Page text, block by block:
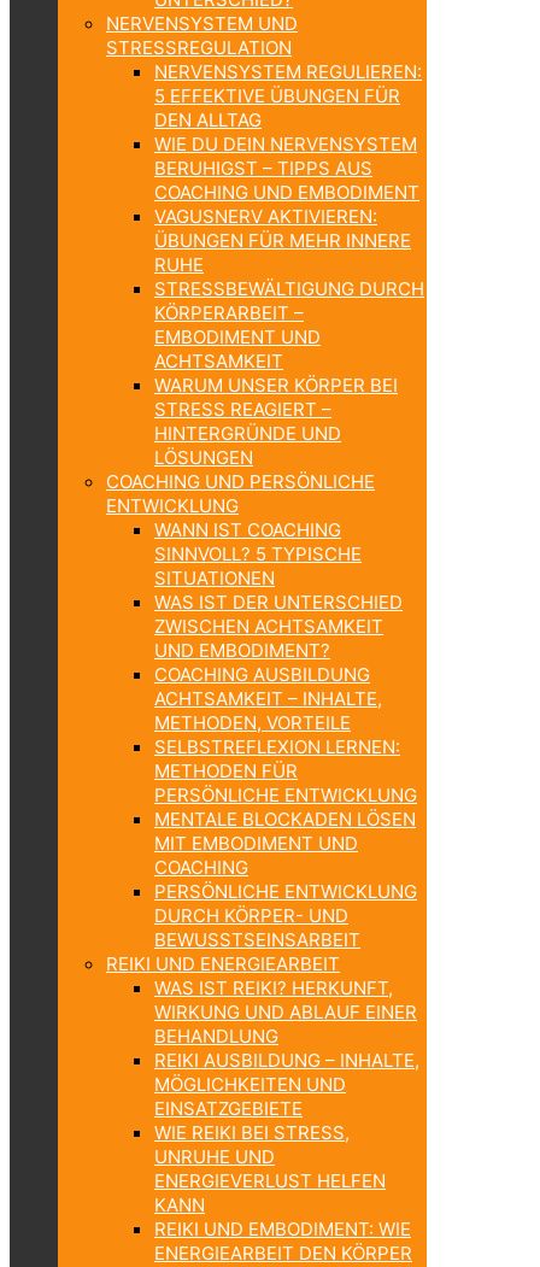
NERVENSYSTEM UND
STRESSREGULATION
NERVENSYSTEM REGULIEREN:
5 EFFEKTIVE ÜBUNGEN FÜR
DEN ALLTAG
WIE DU DEIN NERVENSYSTEM
BERUHIGST – TIPPS AUS
COACHING UND EMBODIMENT
VAGUSNERV AKTIVIEREN:
ÜBUNGEN FÜR MEHR INNERE
RUHE
STRESSBEWÄLTIGUNG DURCH
KÖRPERARBEIT –
EMBODIMENT UND
ACHTSAMKEIT
WARUM UNSER KÖRPER BEI
STRESS REAGIERT –
HINTERGRÜNDE UND
LÖSUNGEN
COACHING UND PERSÖNLICHE
ENTWICKLUNG
WANN IST COACHING
SINNVOLL? 5 TYPISCHE
SITUATIONEN
WAS IST DER UNTERSCHIED
ZWISCHEN ACHTSAMKEIT
UND EMBODIMENT?
COACHING AUSBILDUNG
ACHTSAMKEIT – INHALTE,
METHODEN, VORTEILE
SELBSTREFLEXION LERNEN:
METHODEN FÜR
PERSÖNLICHE ENTWICKLUNG
MENTALE BLOCKADEN LÖSEN
MIT EMBODIMENT UND
COACHING
PERSÖNLICHE ENTWICKLUNG
DURCH KÖRPER- UND
BEWUSSTSEINSARBEIT
REIKI UND ENERGIEARBEIT
WAS IST REIKI? HERKUNFT,
WIRKUNG UND ABLAUF EINER
BEHANDLUNG
REIKI AUSBILDUNG – INHALTE,
MÖGLICHKEITEN UND
EINSATZGEBIETE
WIE REIKI BEI STRESS,
UNRUHE UND
ENERGIEVERLUST HELFEN
KANN
REIKI UND EMBODIMENT: WIE
ENERGIEARBEIT DEN KÖRPER